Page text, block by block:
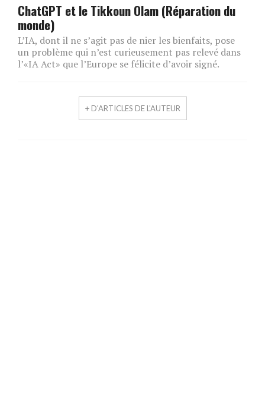
ChatGPT et le Tikkoun Olam (Réparation du
monde)
L’IA, dont il ne s’agit pas de nier les bienfaits, pose
un problème qui n’est curieusement pas relevé dans
l’«IA Act» que l’Europe se félicite d’avoir signé.
+ D'ARTICLES DE L'AUTEUR